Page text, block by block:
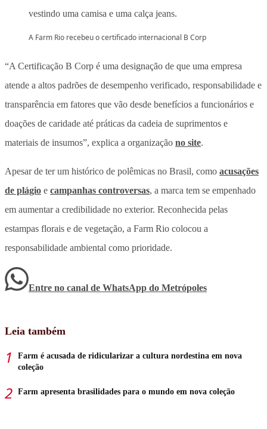
A Farm Rio recebeu o certificado internacional B Corp
“A Certificação B Corp é uma designação de que uma empresa
atende a altos padrões de desempenho verificado, responsabilidade e
transparência em fatores que vão desde benefícios a funcionários e
doações de caridade até práticas da cadeia de suprimentos e
materiais de insumos”, explica a organização no site.
Apesar de ter um histórico de polêmicas no Brasil, como acusações
de plágio e campanhas controversas, a marca tem se empenhado
em aumentar a credibilidade no exterior. Reconhecida pelas
estampas florais e de vegetação, a Farm Rio colocou a
responsabilidade ambiental como prioridade.
Entre no canal de WhatsApp do Metrópoles
Leia também
Farm é acusada de ridicularizar a cultura nordestina em nova
coleção
Farm apresenta brasilidades para o mundo em nova coleção